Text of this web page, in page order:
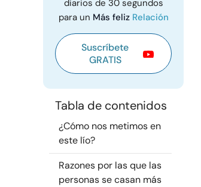
diarios de 30 segundos
para un Más feliz Relación
Suscríbete
GRATIS
Tabla de contenidos
¿Cómo nos metimos en
este lío?
Razones por las que las
personas se casan más